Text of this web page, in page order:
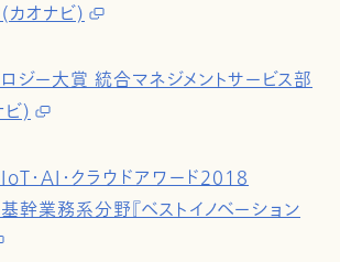
(カオナビ)
ジー大賞 統合マネジメントサービス部
ビ)
・AI・クラウドアワード2018
幹業務系分野『ベストイノベーション